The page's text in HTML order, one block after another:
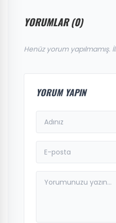
YORUMLAR (0)
Henüz yorum yapılmamış.
YORUM YAPIN